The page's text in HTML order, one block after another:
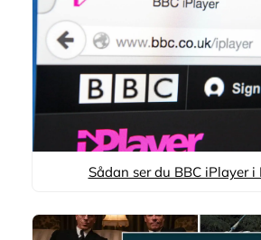
Sådan ser du BBC iPlayer i